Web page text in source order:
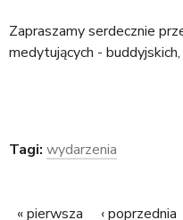
Zapraszamy serdecznie
medytujących -
Tagi: wydarzenia
« pierwsza ‹ poprzednia